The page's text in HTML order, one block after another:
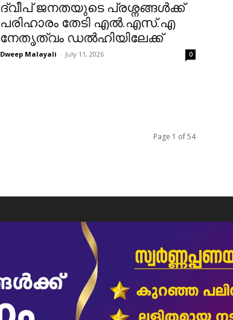
​ദ്വീപ് ജനതയുടെ പ്രശ്നങ്ങൾക്ക്
പരിഹാരം തേടി എൽ.എസ്.എ
നേതൃത്വം ഡൽഹിയിലേക്ക്
Dweep Malayali - July 11, 2026 0
Page 1 of 54